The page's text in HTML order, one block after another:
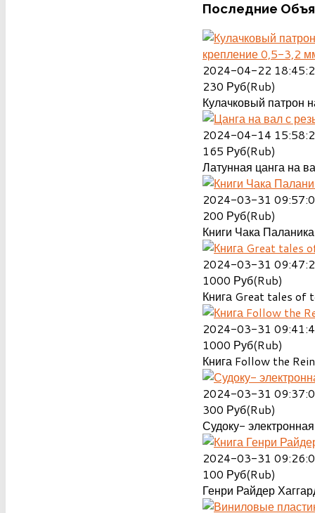
Последние
крепление 0,5-3,2
2024-04-22
230 Руб(Rub)
Кулачковый патрон
2024-04-14
165 Руб(Rub)
Латунная цанга на
2024-03-31
200 Руб(Rub)
Книги Чака
2024-03-31
1000 Руб(Rub)
Книга Great tales of
2024-03-31
1000 Руб(Rub)
Книга Follow the
2024-03-31
300 Руб(Rub)
Судоку-
2024-03-31
100 Руб(Rub)
Генри Райдер